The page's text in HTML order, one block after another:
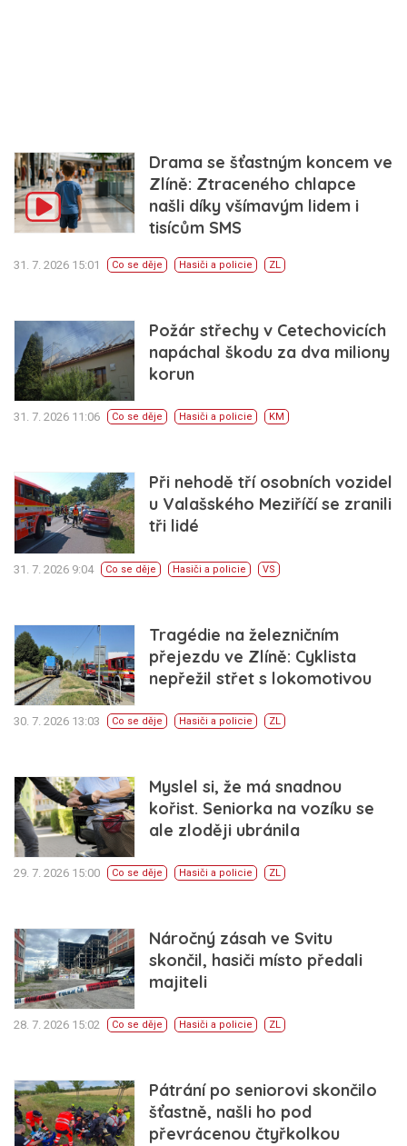
Drama se šťastným koncem ve
Zlíně: Ztraceného chlapce
našli díky všímavým lidem i
tisícům SMS
31. 7. 2026 15:01 Co se děje Hasiči a policie ZL
Požár střechy v Cetechovicích
napáchal škodu za dva miliony
korun
31. 7. 2026 11:06 Co se děje Hasiči a policie KM
Při nehodě tří osobních vozidel
u Valašského Meziříčí se zranili
tři lidé
31. 7. 2026 9:04 Co se děje Hasiči a policie VS
Tragédie na železničním
přejezdu ve Zlíně: Cyklista
nepřežil střet s lokomotivou
30. 7. 2026 13:03 Co se děje Hasiči a policie ZL
Myslel si, že má snadnou
kořist. Seniorka na vozíku se
ale zloději ubránila
29. 7. 2026 15:00 Co se děje Hasiči a policie ZL
Náročný zásah ve Svitu
skončil, hasiči místo předali
majiteli
28. 7. 2026 15:02 Co se děje Hasiči a policie ZL
Pátrání po seniorovi skončilo
šťastně, našli ho pod
převrácenou čtyřkolkou